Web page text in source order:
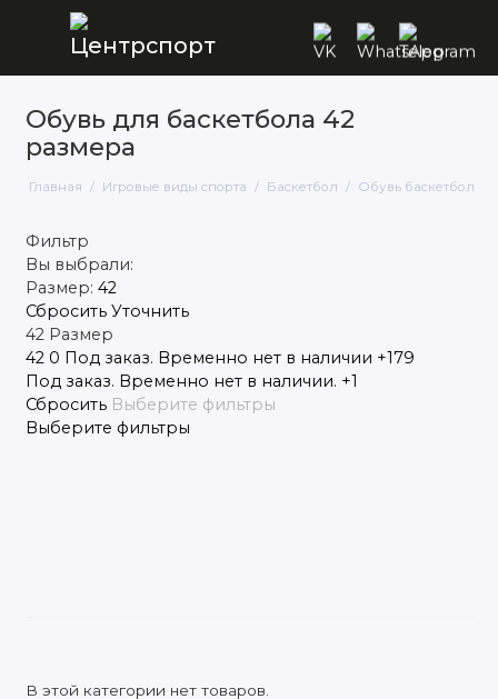
Обувь для баскетбола 42
размера
Главная Игровые виды спорта Баскетбол Обувь
Фильтр
Вы выбрали:
Размер: 42
Сбросить Уточнить
42 Размер
42 0 Под заказ. Временно нет в наличии +179
Под заказ. Временно нет в наличии. +1
Сбросить Выберите фильтры
Выберите фильтры
Бадминтон
Падел-теннис
Большой теннис
Волейбол
Гандбольные мячи
В этой категории нет товаров.